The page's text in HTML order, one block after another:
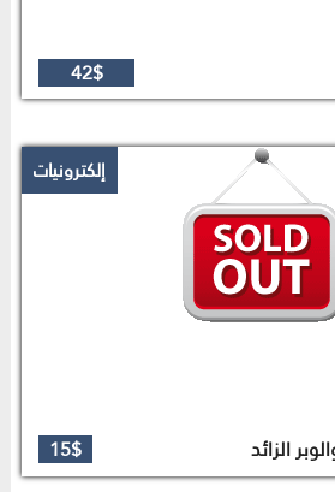
42$
إلكترونيات
الزائد 15$